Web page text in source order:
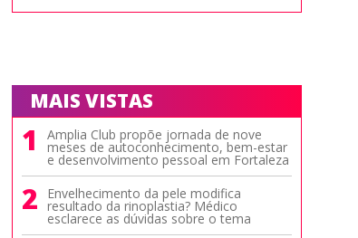
MAIS VISTAS
1 Amplia Club propõe jornada de nove
meses de autoconhecimento, bem-estar
e desenvolvimento pessoal em Fortaleza
2 Envelhecimento da pele modifica
resultado da rinoplastia? Médico
esclarece as dúvidas sobre o tema